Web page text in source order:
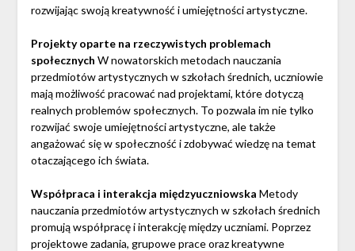
rozwijając swoją kreatywność i umiejętności artystyczne.
Projekty oparte na rzeczywistych problemach
społecznych W nowatorskich metodach nauczania
przedmiotów artystycznych w szkołach średnich, uczniowie
mają możliwość pracować nad projektami, które dotyczą
realnych problemów społecznych. To pozwala im nie tylko
rozwijać swoje umiejętności artystyczne, ale także
angażować się w społeczność i zdobywać wiedzę na temat
otaczającego ich świata.
Współpraca i interakcja międzyuczniowska Metody
nauczania przedmiotów artystycznych w szkołach średnich
promują współpracę i interakcję między uczniami. Poprzez
projektowe zadania, grupowe prace oraz kreatywne